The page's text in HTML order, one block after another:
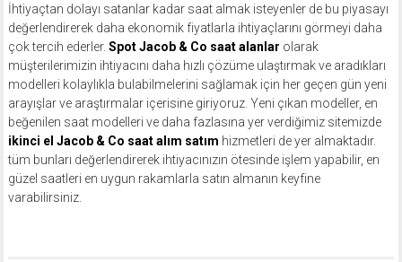
İhtiyaçtan dolayı satanlar kadar saat almak isteyenler de bu piyasayı
değerlendirerek daha ekonomik fiyatlarla ihtiyaçlarını görmeyi daha
çok tercih ederler. Spot Jacob & Co saat alanlar olarak
müşterilerimizin ihtiyacını daha hızlı çözüme ulaştırmak ve aradıkları
modelleri kolaylıkla bulabilmelerini sağlamak için her geçen gün yeni
arayışlar ve araştırmalar içerisine giriyoruz. Yeni çıkan modeller, en
beğenilen saat modelleri ve daha fazlasına yer verdiğimiz sitemizde
ikinci el Jacob & Co saat alım satım hizmetleri de yer almaktadır.
tüm bunları değerlendirerek ihtiyacınızın ötesinde işlem yapabilir, en
güzel saatleri en uygun rakamlarla satın almanın keyfine
varabilirsiniz.